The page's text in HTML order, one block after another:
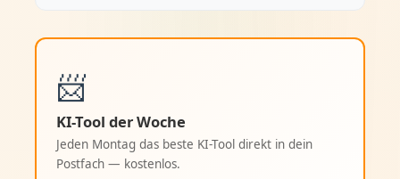
📨
KI-Tool der Woche
Jeden Montag das beste KI-Tool direkt in dein
Postfach — kostenlos.